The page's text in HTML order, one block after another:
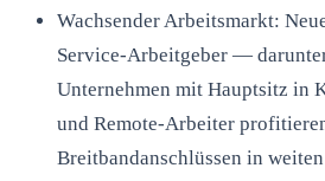
Wachsender Arbeitsmarkt:
Service-Arbeitgeber —
Unternehmen mit Hauptsitz in
und Remote-Arbeiter
Breitbandanschlüssen in